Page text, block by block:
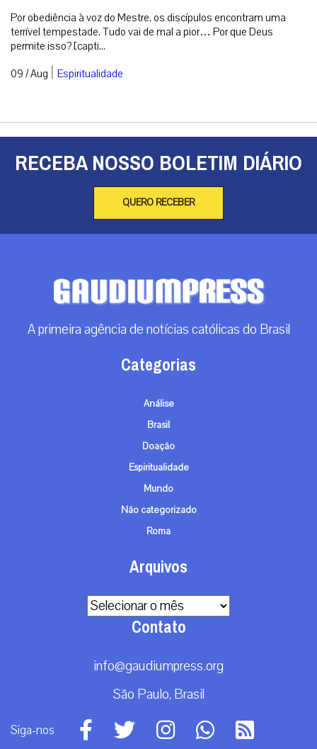
Por obediência à voz do Mestre, os discípulos encontram uma
terrível tempestade. Tudo vai de mal a pior… Por que Deus
permite isso? [capti...
09 / Aug | Espiritualidade
RECEBA NOSSO BOLETIM DIÁRIO
QUERO RECEBER
A primeira agência de notícias católicas do Brasil
Categorias
Análise
Brasil
Doação
Espiritualidade
Mundo
Não categorizado
Roma
Arquivos
Arquivos
Contato
info@gaudiumpress.org
São Paulo, Brasil
Siga-nos